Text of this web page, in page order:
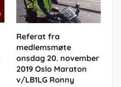
Referat fra
medlemsmøte
onsdag 20. november
2019 Oslo Maraton
v/LB1LG Ronny